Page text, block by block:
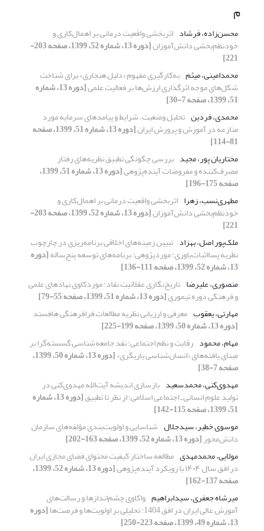
م
محسن‌زاده، فرشاد اثربخشی واقعیت درمانی بر اهمال‌کاری و
خودنظم‌بخشی دانش‌آموزان [دوره 13، شماره 52، 1399، صفحه 203-
221]
محمدامینی، میثم به‌کارگیری مفهوم «دلیل هنجاری» برای شناخت
شکل‌های موجه اثرگذاری ارزش‌ها بر فعالیت علمی [دوره 13، شماره
51، 1399، صفحه 7-30]
محمدی، فردین تحلیل وضعیت، شرایط و پیامد‌های سرمایه مورد
منازعه در آموزش و پرورش ایران [دوره 13، شماره 51، 1399، صفحه
81-114]
مختاریان پور، مجید بررسی چگونگی تطبیق نظریه‌های رفتار
مصرف‌کننده و مفروضات آینده‌پژوهی [دوره 13، شماره 51، 1399،
صفحه 175-196]
مطهری‌نسب، زهرا اثربخشی واقعیت درمانی بر اهمال‌کاری و
خودنظم‌بخشی دانش‌آموزان [دوره 13، شماره 52، 1399، صفحه 203-
221]
ملک‌پور اصل، بهزاد تبیین زمینه‌های اخلاقی برنامه‌ریزی در چارچوب
نظریه‌ پسااثبات‌باوری؛ موردپژوهی: برنامه‌های توسعه‌ پنج‌ساله[دوره
13، شماره 52، 1399، صفحه 111-136]
منصوری، علیرضا تاریخ‌نگاری عقلانیت نقاد: موردکاوی نهاد‌های علمی
و فرهنگی دوره تیموری[دوره 13، شماره 51، 1399، صفحه 55-79]
مهارتی، یعقوب معرفی و ارزیابی نظریه مطالعات فرافرهنگی هافستد
[دوره 13، شماره 50، 1399، صفحه 199-225]
مهام، محمود رقابت و نظم اجتماعی؛ نقد جامعه‌‏شناسی گسسته‌‏گرا بر
مبنای یافته‏‌های «انسان‌‏شناسی یاریگری» [دوره 13، شماره 50، 1399،
صفحه 7-38]
مهدوی‌کنی، محمدسعید بازسازی اندیشه آیت‌الله مهدوی‌کنی در
تولید علوم انسانی ـ اجتماعی اسلامی؛ از نظر تا تطبیق [دوره 13، شماره
51، 1399، صفحه 115-142]
موسوی خطیر، سیدجلال شناسایی و اولویت‌بندی مؤلفه‌های سازمان
دانش‌محور[دوره 13، شماره 52، 1399، صفحه 163-202]
مولایی، محمدمهدی مطالعه‌ ساختار کیفیت محتوای فضای مجازی ایران
در افق سال ۱۴۰۴ با رویکرد آینده‌پژوهی [دوره 13، شماره 52، 1399،
صفحه 137-162]
میرشاه جعفری، سیدابراهیم واکاوی چشم‌انداز‌ها و رسالت‌های
آموزش عالی ایران در افق 1404؛ تحلیلی بر اولویت‌ها و فرصت‌ها [دوره
13، شماره 49، 1399، صفحه 223-250]